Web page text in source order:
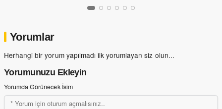
Yorumlar
Herhangi bir yorum yapılmadı ilk yorumlayan siz olun...
Yorumunuzu Ekleyin
Yorumda Görünecek İsim